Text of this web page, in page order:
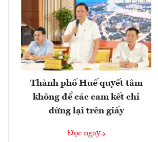
Thành phố Huế quyết tâm
không để các cam kết chỉ
dừng lại trên giấy
Đọc ngay